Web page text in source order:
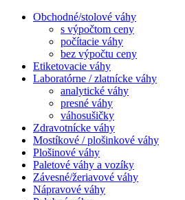
Obchodné/stolové váhy
s výpočtom ceny
počítacie váhy
bez výpočtu ceny
Etiketovacie váhy
Laboratórne / zlatnícke váhy
analytické váhy
presné váhy
váhosušičky
Zdravotnícke váhy
Mostíkové / plošinkové váhy
Plošinové váhy
Paletové váhy a vozíky
Závesné/žeriavové váhy
Nápravové váhy